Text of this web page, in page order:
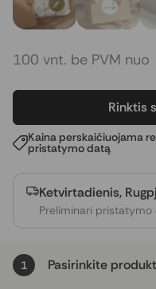
100 vnt. be PVM nuo
Rinktis
Kaina perskaičiuojama
pristatymo datą
Ketvirtadienis,
Preliminari pristatymo
1 Pasirinkite